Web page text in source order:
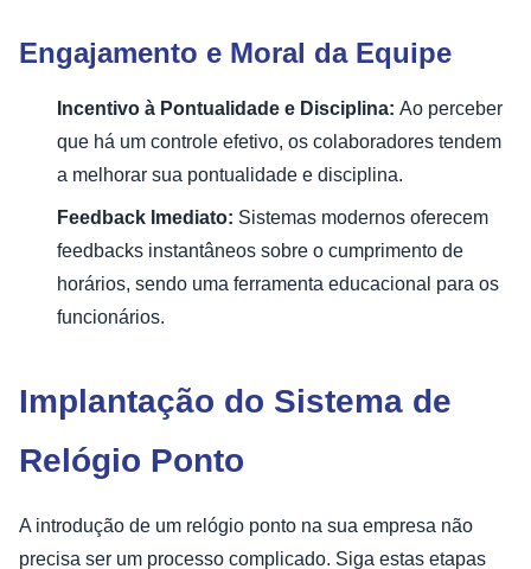
Engajamento e Moral da Equipe
Incentivo à Pontualidade e Disciplina: Ao perceber
que há um controle efetivo, os colaboradores tendem
a melhorar sua pontualidade e disciplina.
Feedback Imediato: Sistemas modernos oferecem
feedbacks instantâneos sobre o cumprimento de
horários, sendo uma ferramenta educacional para os
funcionários.
Implantação do Sistema de
Relógio Ponto
A introdução de um relógio ponto na sua empresa não
precisa ser um processo complicado. Siga estas etapas